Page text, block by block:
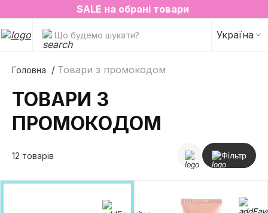
2=3 на улюблені аромати для простору✨
SALE на обрані товари
Що будемо шукати? Україна
Головна Товари з промокодом
ТОВАРИ З
ПРОМОКОДОМ
12 товарів Фільтр